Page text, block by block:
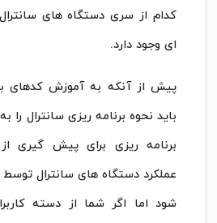
کدام از سری دستگاه های
ای وجود دارد.
پیش از آنکه به آموزش کدهای
باید نحوه برنامه ریزی سانترال را
برنامه ریزی برای پیش گیری
عملکرد دستگاه های سانترال
شود اما اگر شما از دسته